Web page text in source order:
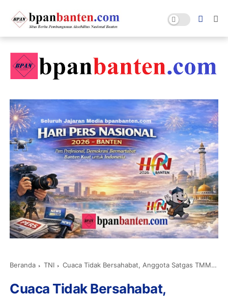
Beranda TNI Cuaca Tidak Bersahabat, Anggota Satgas TMMD Kodim 0601/Pandeglang Terus Berupaya Selesaikan Pekerjaan
Cuaca Tidak Bersahabat,